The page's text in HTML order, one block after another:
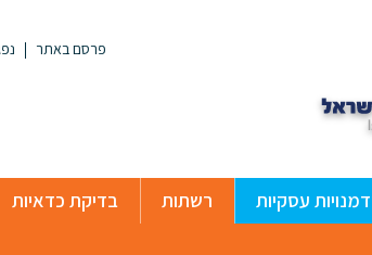
פרסם באתר
עסקיות רשתות בדיקת כדאיות